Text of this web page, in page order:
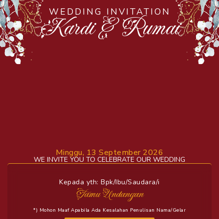
WEDDING INVITATION
Kardi & Rumai
Minggu, 13 September 2026
WE INVITE YOU TO CELEBRATE OUR WEDDING
Kepada yth: Bpk/Ibu/Saudara/i
Tamu Undangan
*) Mohon Maaf Apabila Ada Kesalahan Penulisan Nama/gelar